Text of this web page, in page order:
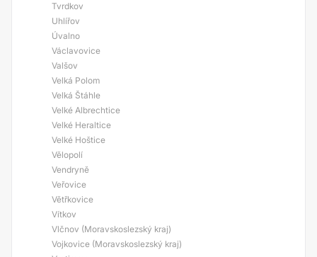
Tvrdkov
Uhlířov
Úvalno
Václavovice
Valšov
Velká Polom
Velká Štáhle
Velké Albrechtice
Velké Heraltice
Velké Hoštice
Vělopolí
Vendryně
Veřovice
Větřkovice
Vítkov
Vlčnov (Moravskoslezský kraj)
Vojkovice (Moravskoslezský kraj)